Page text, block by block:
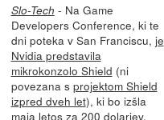
Slo-Tech - Na Game
Developers Conference, ki te
dni poteka v San Franciscu, je
Nvidia predstavila
mikrokonzolo Shield (ni
povezana s projektom Shield
izpred dveh let), ki bo izšla
maja letos za 200 dolarjev.